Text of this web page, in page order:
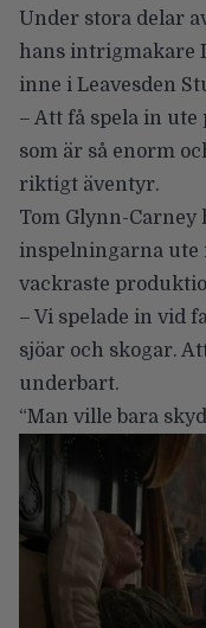
Under stora delar
hans intrigmakare
inne i Leavesden
– Att få spela in ute
som är så enorm
riktigt äventyr.
Tom Glynn-
inspelningarna ute
vackraste
– Vi spelade in vid
sjöar och skogar.
underbart.
“Man ville bara